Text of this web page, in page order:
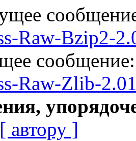
Raw-Bzip2-
Raw-Zlib-
[ автору ]